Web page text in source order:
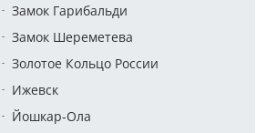
Замок Гарибальди
Замок Шереметева
Золотое Кольцо России
Ижевск
Йошкар-Ола